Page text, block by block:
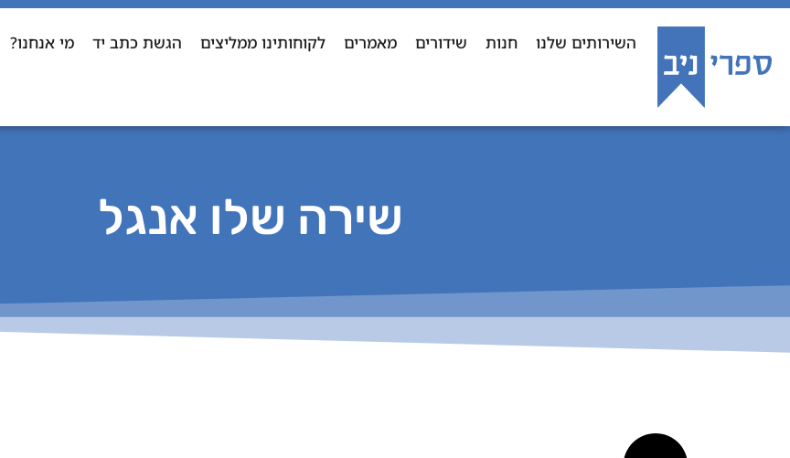
השירותים שלנו חנות שידורים מאמרים לקוחותינו ממליצים הגשת כתב יד מי אנחנו?
שירה שלו אנגל